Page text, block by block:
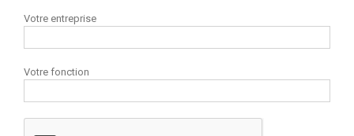
Votre entreprise
Votre fonction